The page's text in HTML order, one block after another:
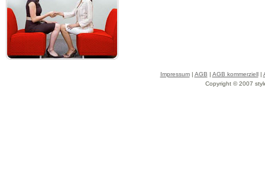
Impressum| AGB | AGB kommerziell|
Copyright © 2007